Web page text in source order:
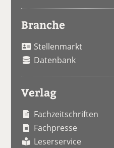
Branche
Stellenmarkt
Datenbank
Verlag
Fachzeitschriften
Fachpresse
Leserservice